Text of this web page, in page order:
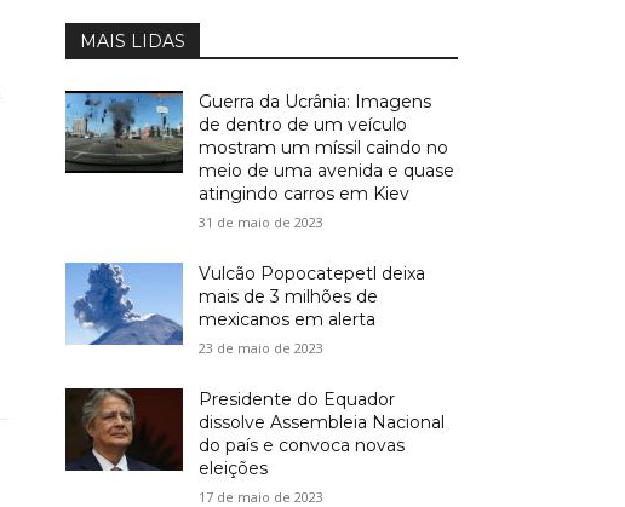
MAIS LIDAS
Guerra da Ucrânia: Imagens
de dentro de um veículo
mostram um míssil caindo no
meio de uma avenida e quase
atingindo carros em Kiev
31 de maio de 2023
Vulcão Popocatepetl deixa
mais de 3 milhões de
mexicanos em alerta
23 de maio de 2023
Presidente do Equador
dissolve Assembleia Nacional
do país e convoca novas
eleições
17 de maio de 2023